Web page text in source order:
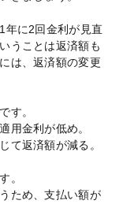
年に2回金利が見直
うことは返済額も
は、返済額の変更
す。
用金利が低め。
て返済額が減る。
。
ため、支払い額が